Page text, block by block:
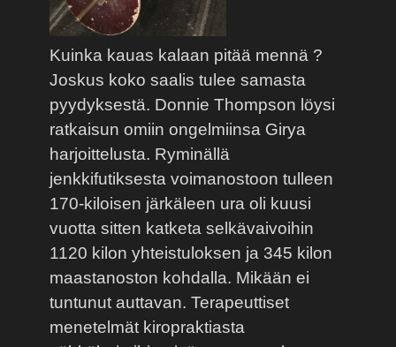
Kuinka kauas kalaan pitää mennä ?
Joskus koko saalis tulee samasta
pyydyksestä. Donnie Thompson löysi
ratkaisun omiin ongelmiinsa Girya
harjoittelusta. Ryminällä
jenkkifutiksesta voimanostoon tulleen
170-kiloisen järkäleen ura oli kuusi
vuotta sitten katketa selkävaivoihin
1120 kilon yhteistuloksen ja 345 kilon
maastanoston kohdalla. Mikään ei
tuntunut auttavan. Terapeuttiset
menetelmät kiropraktiasta